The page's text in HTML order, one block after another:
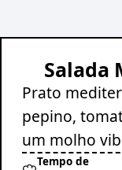
Salada
Prato
pepino,
um molho
Tempo de